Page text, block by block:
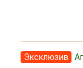
Эксклюзив